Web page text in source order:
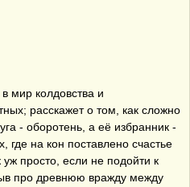
мир колдовства и
расскажет о том, как сложно
- оборотень, а её избранник -
где на кон поставлено счастье
уж просто, если не подойти к
про древнюю вражду между